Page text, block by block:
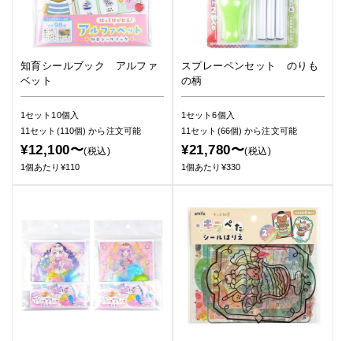
知育シールブック アルファ
ベット
1セット10個入
11セット(110個)から注文可能
¥12,100〜(税込)
1個あたり¥110
スプレーペンセット のりも
の柄
1セット6個入
11セット(66個)から注文可能
¥21,780〜(税込)
1個あたり¥330